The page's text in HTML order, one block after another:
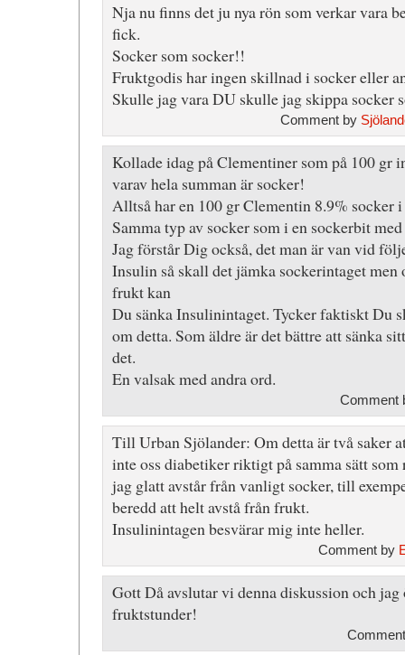
Nja nu finns det ju nya rön som verkar vara
fick.
Socker som socker!!
Fruktgodis har ingen skillnad i socker eller
Skulle jag vara DU skulle jag skippa socker
Comment by
Kollade idag på Clementiner som på 100 gr
varav hela summan är socker!
Alltså har en 100 gr Clementin 8.9% socker
Samma typ av socker som i en sockerbit
Jag förstår Dig också, det man är van vid
Insulin så skall det jämka sockerintaget
frukt kan
Du sänka Insulinintaget. Tycker faktiskt Du
om detta. Som äldre är det bättre att sänka
det.
En valsak med andra ord.
Comment
Till Urban Sjölander: Om detta är två saker
inte oss diabetiker riktigt på samma sätt
jag glatt avstår från vanligt socker, till
beredd att helt avstå från frukt.
Insulinintagen besvärar mig inte heller.
Comment by
Gott Då avslutar vi denna diskussion och
fruktstunder!